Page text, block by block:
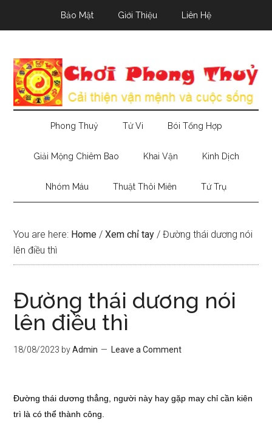
Bảo Mật Giới Thiệu Liên Hệ
Phong Thuỷ Tử Vi Bói Tổng Hợp
Giải Mộng Chiêm Bao Khai Vận Kinh Dịch
Nhóm Máu Thuật Thôi Miên Tứ Trụ
You are here: Home / Xem chỉ tay / Đường thái dương nói
lên điều thì
Đường thái dương nói
lên điều thì
18/08/2023 byAdmin Leave a Comment
Đường thái dương thẳng, người này hay gặp may chỉ cần kiên
trì là có thể thành công.